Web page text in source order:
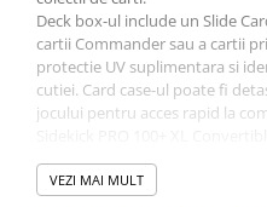
Star Trek
Fallout
Stranger Things
Collectibles
KPop Demon Hunters
Retro Arcade – Jocuri, Console
Deck box-ul include un Slide
cartii Commander sau a cartii
protectie UV suplimentara si
cutiei. Card case-ul poate fi
jocului pentru acces rapid la
double-sleeved folosind extra
double-sleeved standard,
VEZI MAI MULT